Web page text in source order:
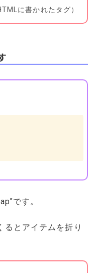
に書かれたタグ）
です。
るとアイテムを折り